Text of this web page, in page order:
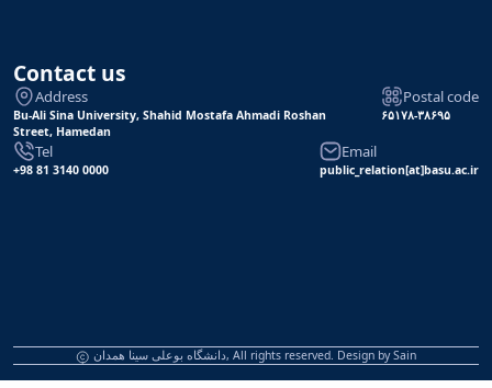
Contact us
Address
Bu-Ali Sina University, Shahid Mostafa Ahmadi Roshan
Street, Hamedan
Postal code
۶۵۱۷۸-۳۸۶۹۵
Tel
+98 81 3140 0000
Email
public_relation[at]basu.ac.ir
دانشگاه بوعلی سینا همدان, All rights reserved. Design bySain